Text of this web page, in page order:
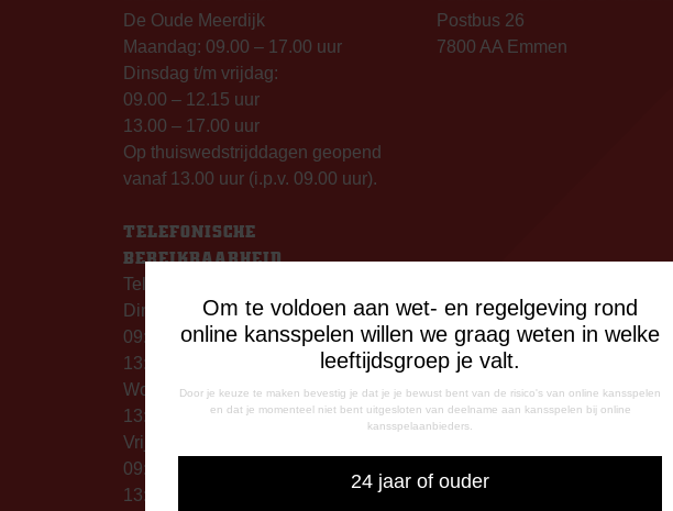
Om te voldoen aan wet- en regelgeving rond
online kansspelen willen we graag weten in welke
leeftijdsgroep je valt.
Door je keuze te maken bevestig je dat je je bewust bent van de risico's van online kansspelen
en dat je momenteel niet bent uitgesloten van deelname aan kansspelen bij online
kansspelaanbieders.
24 jaar of ouder
De Oude Meerdijk
Maandag: 09.00 – 17.00 uur
Dinsdag t/m vrijdag:
09.00 – 12.15 uur
13.00 – 17.00 uur
Op thuiswedstrijddagen geopend
vanaf 13.00 uur (i.p.v. 09.00 uur).
TELEFONISCHE
BEREIKBAARHEID
Telefonisch bereikbaar op:
Dinsdag
09:00 - 12:15 uur
13:00 - 17:00 uur
Woensdag
13:00 - 17:00 uur
Vrijdag
09:00 - 12:15 uur
13:00 - 17:00 uur
Postbus 26
7800 AA Emmen